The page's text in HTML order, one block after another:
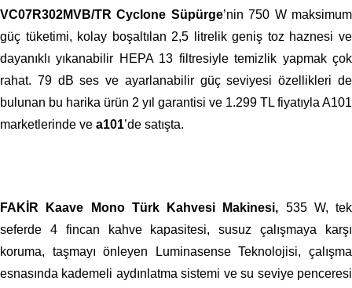
VC07R302MVB/TR Cyclone Süpürge’nin 750 W maksimum
güç tüketimi, kolay boşaltılan 2,5 litrelik geniş toz haznesi ve
dayanıklı yıkanabilir HEPA 13 filtresiyle temizlik yapmak çok
rahat. 79 dB ses ve ayarlanabilir güç seviyesi özellikleri de
bulunan bu harika ürün 2 yıl garantisi ve 1.299 TL fiyatıyla A101
marketlerinde ve a101’de satışta.
FAKİR Kaave Mono Türk Kahvesi Makinesi, 535 W, tek
seferde 4 fincan kahve kapasitesi, susuz çalışmaya karşı
koruma, taşmayı önleyen Luminasense Teknolojisi, çalışma
esnasında kademeli aydınlatma sistemi ve su seviye penceresi